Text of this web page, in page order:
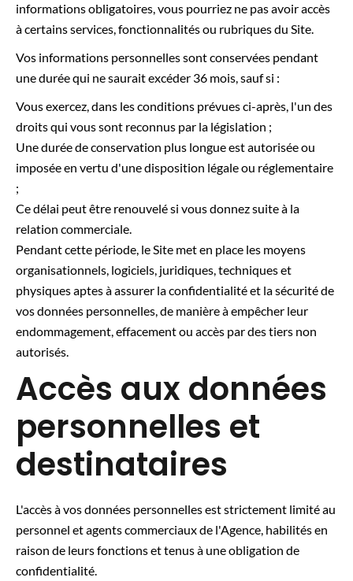
informations obligatoires, vous pourriez ne pas avoir accès
à certains services, fonctionnalités ou rubriques du Site.
Vos informations personnelles sont conservées pendant
une durée qui ne saurait excéder 36 mois, sauf si :
Vous exercez, dans les conditions prévues ci-après, l'un des
droits qui vous sont reconnus par la législation ;
Une durée de conservation plus longue est autorisée ou
imposée en vertu d'une disposition légale ou réglementaire
;
Ce délai peut être renouvelé si vous donnez suite à la
relation commerciale.
Pendant cette période, le Site met en place les moyens
organisationnels, logiciels, juridiques, techniques et
physiques aptes à assurer la confidentialité et la sécurité de
vos données personnelles, de manière à empêcher leur
endommagement, effacement ou accès par des tiers non
autorisés.
Accès aux données
personnelles et
destinataires
L'accès à vos données personnelles est strictement limité au
personnel et agents commerciaux de l'Agence, habilités en
raison de leurs fonctions et tenus à une obligation de
confidentialité.